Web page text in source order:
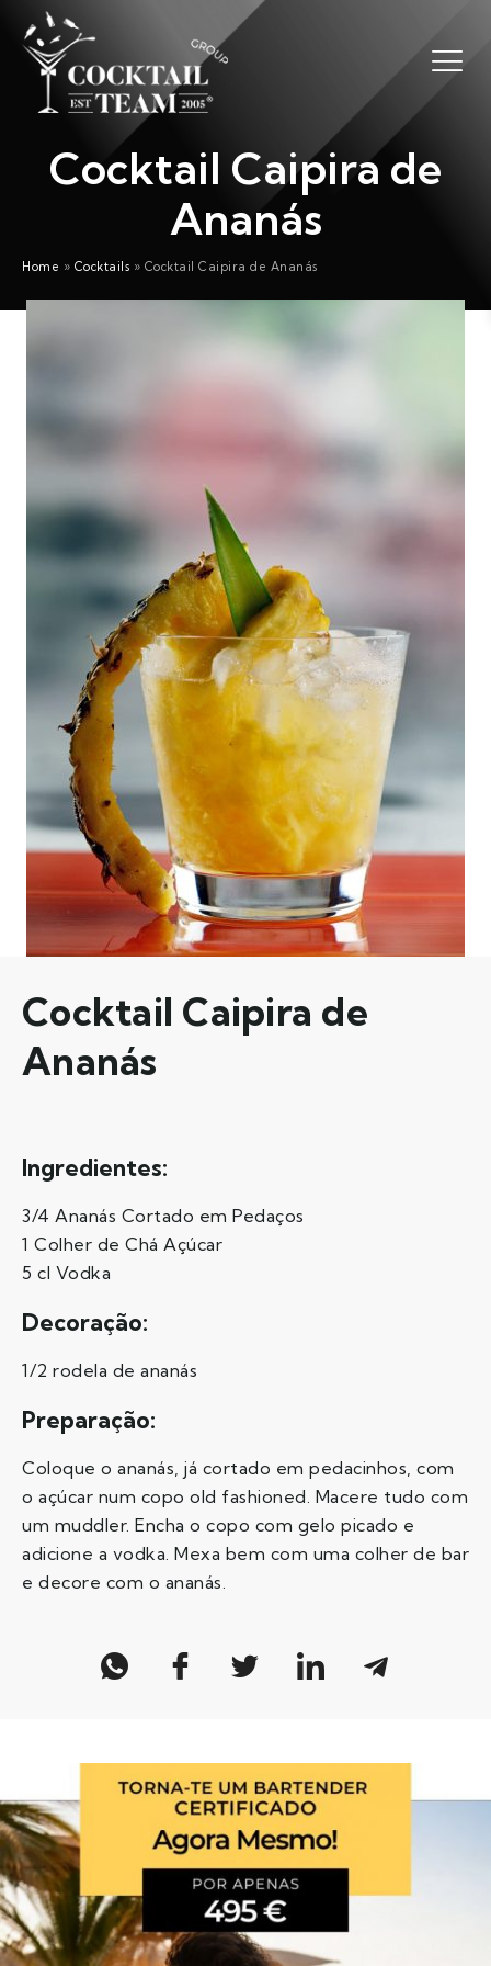
Cocktail Caipira de
Ananás
Home » Cocktails » Cocktail Caipira de Ananás
Cocktail Caipira de
Ananás
Ingredientes:
3/4 Ananás Cortado em Pedaços
1 Colher de Chá Açúcar
5 cl Vodka
Decoração:
1/2 rodela de ananás
Preparação:
Coloque o ananás, já cortado em pedacinhos, com
o açúcar num copo old fashioned. Macere tudo com
um muddler. Encha o copo com gelo picado e
adicione a vodka. Mexa bem com uma colher de bar
e decore com o ananás.